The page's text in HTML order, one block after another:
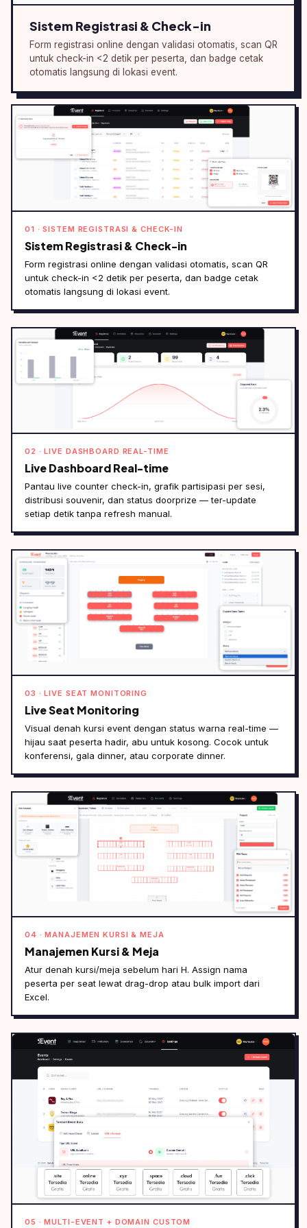
Sistem Registrasi & Check-in
Form registrasi online dengan validasi otomatis, scan QR
untuk check-in <2 detik per peserta, dan badge cetak
otomatis langsung di lokasi event.
01 · SISTEM REGISTRASI & CHECK-IN
Sistem Registrasi & Check-in
Form registrasi online dengan validasi otomatis, scan QR
untuk check-in <2 detik per peserta, dan badge cetak
otomatis langsung di lokasi event.
02 · LIVE DASHBOARD REAL-TIME
Live Dashboard Real-time
Pantau live counter check-in, grafik partisipasi per sesi,
distribusi souvenir, dan status doorprize — ter-update
setiap detik tanpa refresh manual.
03 · LIVE SEAT MONITORING
Live Seat Monitoring
Visual denah kursi event dengan status warna real-time —
hijau saat peserta hadir, abu untuk kosong. Cocok untuk
konferensi, gala dinner, atau corporate dinner.
04 · MANAJEMEN KURSI & MEJA
Manajemen Kursi & Meja
Atur denah kursi/meja sebelum hari H. Assign nama
peserta per seat lewat drag-drop atau bulk import dari
Excel.
05 · MULTI-EVENT + DOMAIN CUSTOM